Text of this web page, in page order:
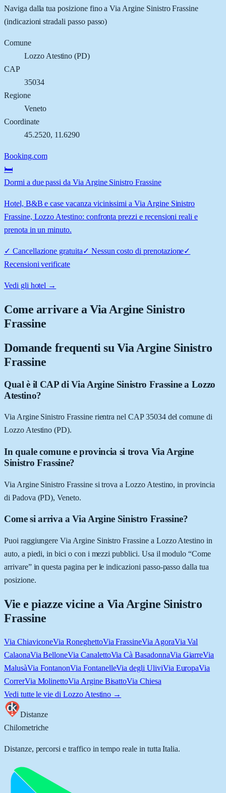
Naviga dalla tua posizione fino aVia Argine Sinistro Frassine
(indicazioni stradali passo passo)
Comune
Lozzo Atestino (PD)
CAP
35034
Regione
Veneto
Coordinate
45.2520, 11.6290
Booking.com
🛏️
Dormi a due passi da Via Argine Sinistro Frassine
Hotel, B&B e case vacanza vicinissimi a Via Argine Sinistro
Frassine, Lozzo Atestino: confronta prezzi e recensioni reali e
prenota in un minuto.
✓ Cancellazione gratuita✓ Nessun costo di prenotazione✓
Recensioni verificate
Vedi gli hotel →
Come arrivare aVia Argine Sinistro
Frassine
Domande frequenti su Via Argine Sinistro
Frassine
Qual è il CAP di Via Argine Sinistro Frassine a Lozzo
Atestino?
Via Argine Sinistro Frassine rientra nel CAP 35034 del comune di
Lozzo Atestino (PD).
In quale comune e provincia si trova Via Argine
Sinistro Frassine?
Via Argine Sinistro Frassine si trova a Lozzo Atestino, in provincia
di Padova (PD), Veneto.
Come si arriva a Via Argine Sinistro Frassine?
Puoi raggiungere Via Argine Sinistro Frassine a Lozzo Atestino in
auto, a piedi, in bici o con i mezzi pubblici. Usa il modulo “Come
arrivare” in questa pagina per le indicazioni passo-passo dalla tua
posizione.
Vie e piazze vicine a Via Argine Sinistro
Frassine
Via ChiaviconeVia RoneghettoVia FrassineVia AgoraVia Val
CalaonaVia BelloneVia CanalettoVia Cà BasadonnaVia GiarreVia
MalusàVia FontanonVia FontanelleVia degli UliviVia EuropaVia
CorrerVia MolinettoVia Argine BisattoVia Chiesa
Vedi tutte le vie di Lozzo Atestino →
Distanze
Chilometriche
Distanze, percorsi e traffico in tempo reale in tutta Italia.